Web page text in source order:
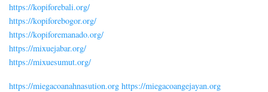
https://kopiforebali.org/
https://kopiforebogor.org/
https://kopiforemanado.org/
https://mixuejabar.org/
https://mixuesumut.org/
https://miegacoanahnasution.org https://miegacoangejayan.org